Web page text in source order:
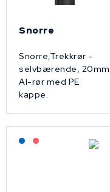
Snorre
Snorre,Trekkrør -
selvbærende, 20mm
Al-rør med PE
kappe.
Lagerført: NEK Kabel
På forespørsel